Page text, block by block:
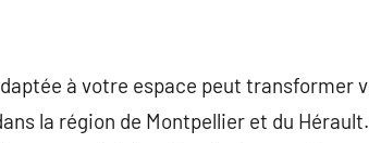
à votre espace peut transformer
la région de Montpellier et du